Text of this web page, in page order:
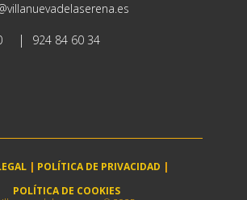
| 924 84 60 34
| POLÍTICA DE PRIVACIDAD |
POLÍTICA DE COOKIES